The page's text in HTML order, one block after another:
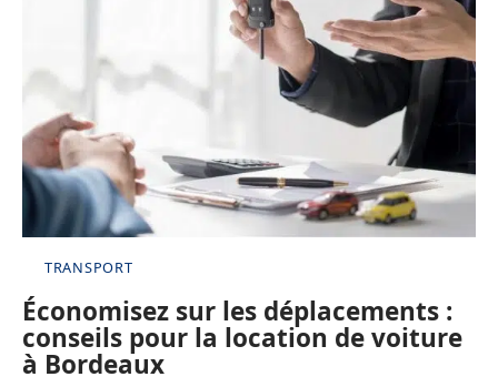
TRANSPORT
Économisez sur les déplacements :
conseils pour la location de voiture
à Bordeaux